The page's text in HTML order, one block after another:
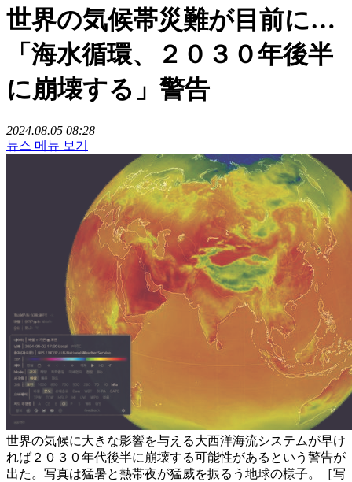
世界の気候帯災難が目前に…
「海水循環、２０３０年後半
に崩壊する」警告
2024.08.05 08:28
뉴스 메뉴 보기
世界の気候に大きな影響を与える大西洋海流システムが早け
れば２０３０年代後半に崩壊する可能性があるという警告が
出た。写真は猛暑と熱帯夜が猛威を振るう地球の様子。［写